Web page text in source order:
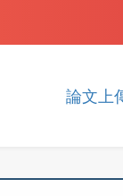
論文上